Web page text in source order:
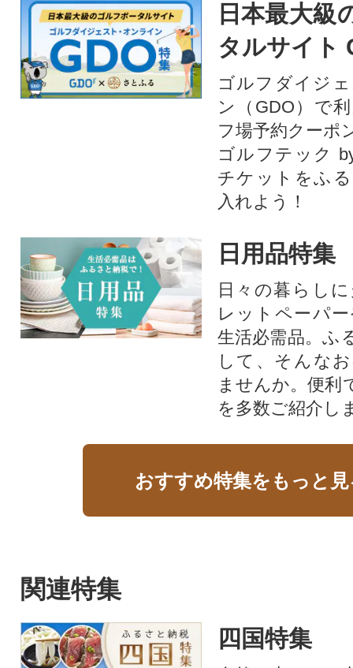
日本最大級
タルサイト
ゴルフダイジ
ン（GDO）で
フ場予約クーポ
ゴルフテック
チケットをふ
入れよう！
日用品特集
日々の暮らし
レットペーパ
生活必需品。ふ
して、そんな
ませんか。便利
を多数ご紹介し
おすすめ特集をもっと
関連特集
四国特集